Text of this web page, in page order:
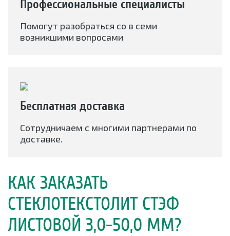
Профессиональные специалисты
Помогут разобраться со в семи
возникшими вопросами
Бесплатная доставка
Сотрудничаем с многими партнерами по
доставке.
КАК ЗАКАЗАТЬ
СТЕКЛОТЕКСТОЛИТ СТЭФ
ЛИСТОВОЙ 3,0-50,0 ММ?